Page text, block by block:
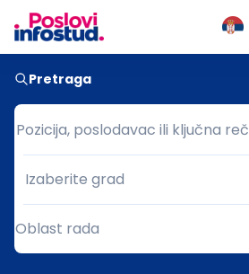
Pretraga
Pozicija, poslodavac ili ključna reč
Pozicija, poslodavac ili ključna reč
Grad
Izaberite grad
Oblast rada